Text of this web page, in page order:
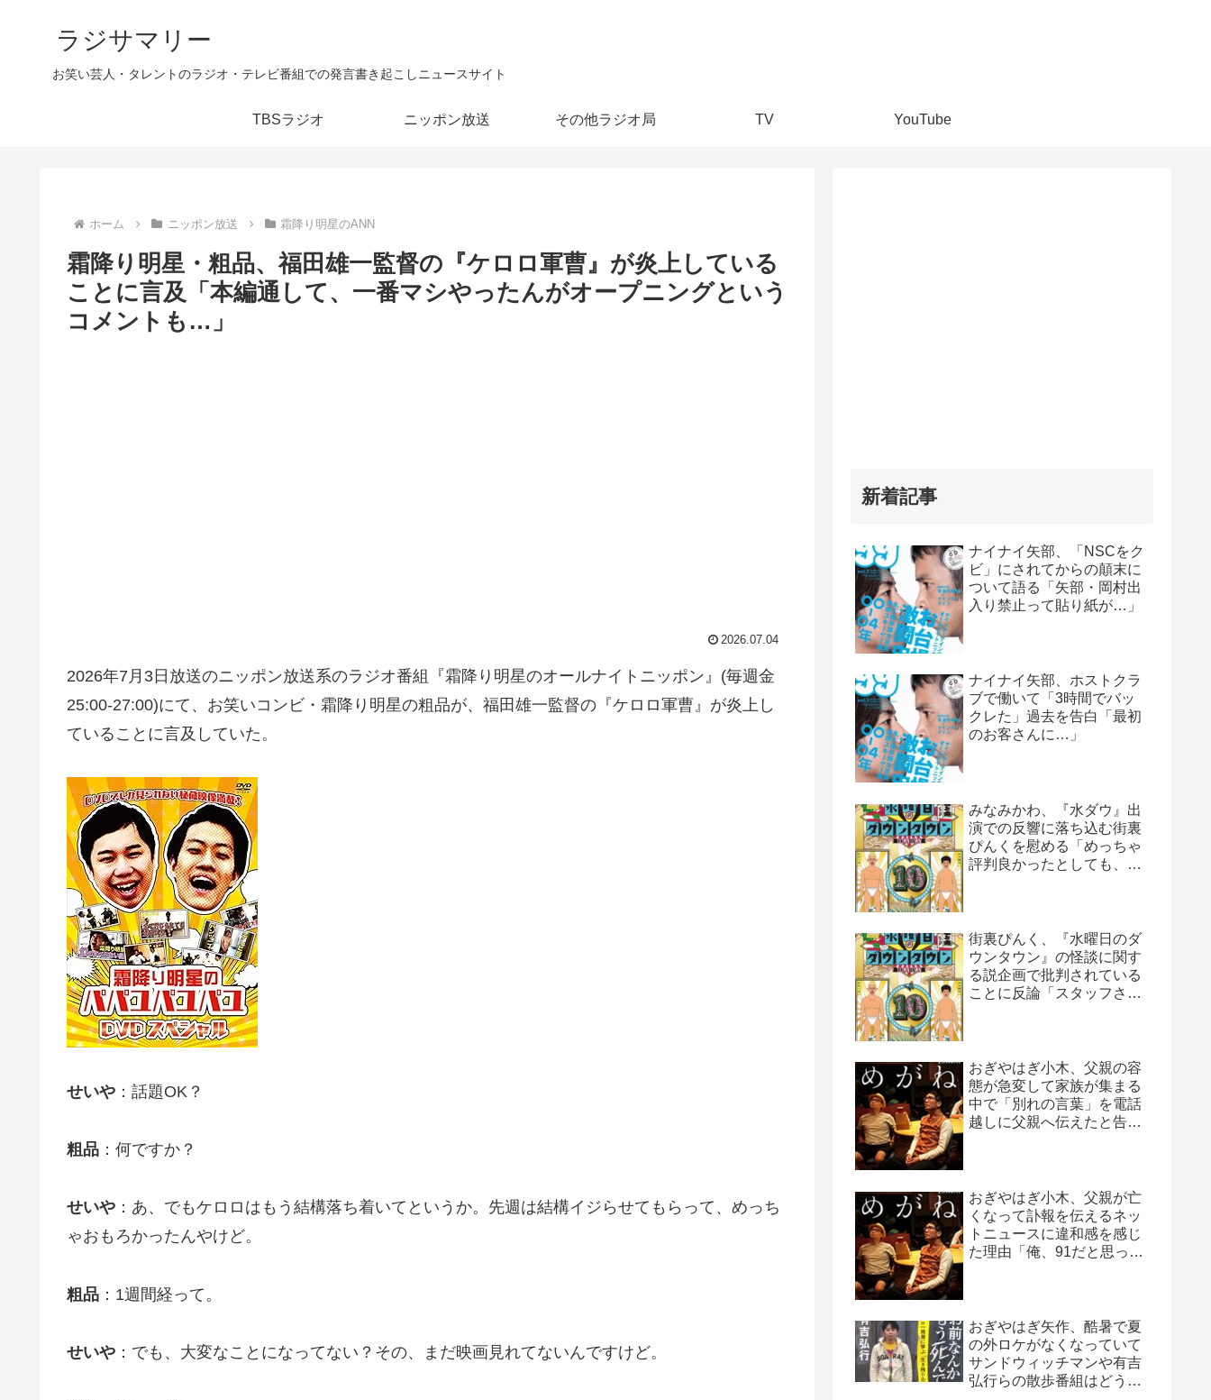
ラジサマリー
お笑い芸人・タレントのラジオ・テレビ番組での発言書き起こしニュースサイト
TBSラジオ ニッポン放送 その他ラジオ局 TV YouTube
ホーム ニッポン放送 霜降り明星のANN
霜降り明星・粗品、福田雄一監督の『ケロロ軍曹』が炎上している
ことに言及「本編通して、一番マシやったんがオープニングという
コメントも…」
2026.07.04
2026年7月3日放送のニッポン放送系のラジオ番組『霜降り明星のオールナイトニッポン』(毎週金
25:00-27:00)にて、お笑いコンビ・霜降り明星の粗品が、福田雄一監督の『ケロロ軍曹』が炎上し
ていることに言及していた。
せいや ：話題OK？
粗品 ：何ですか？
せいや ：あ、でもケロロはもう結構落ち着いてというか。先週は結構イジらせてもらって、めっち
ゃおもろかったんやけど。
粗品 ：1週間経って。
せいや ：でも、大変なことになってない？その、まだ映画見れてないんですけど。
新着記事
ナイナイ矢部、「NSCをク
ビ」にされてからの顛末に
ついて語る「矢部・岡村出
入り禁止って貼り紙が…」
ナイナイ矢部、ホストクラ
ブで働いて「3時間でバッ
クレた」過去を告白「最初
のお客さんに…」
みなみかわ、『水ダウ』出
演での反響に落ち込む街裏
ぴんくを慰める「めっちゃ
評判良かったとしても、や
街裏ぴんく、『水曜日のダ
ウンタウン』の怪談に関す
る説企画で批判されている
ことに反論「スタッフさん
おぎやはぎ小木、父親の容
態が急変して家族が集まる
中で「別れの言葉」を電話
越しに父親へ伝えたと告白
おぎやはぎ小木、父親が亡
くなって訃報を伝えるネッ
トニュースに違和感を感じ
た理由「俺、91だと思って
おぎやはぎ矢作、酷暑で夏
の外ロケがなくなっていて
サンドウィッチマンや有吉
弘行らの散歩番組はどうし